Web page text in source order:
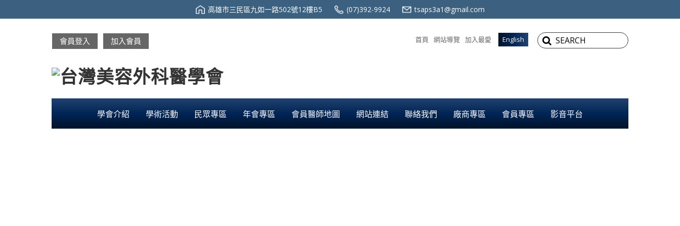
高雄市三民區九如一路502號12樓B5 (07)392-9924 tsaps3a1@gmail.com
首頁 網站導覽 加入最愛 English
會員登入 加入會員
學會介紹 學術活動 民眾專區 年會專區 會員醫師地圖 網站連結 聯絡我們 廠商專區 會員專區 影音平台